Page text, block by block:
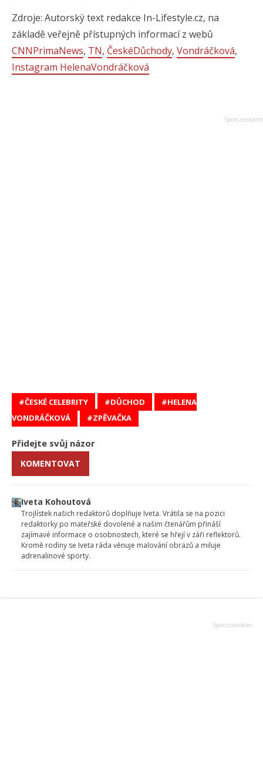
Zdroje: Autorský text redakce In-Lifestyle.cz, na
základě veřejně přístupných informací z webů
CNNPrimaNews, TN, ČeskéDůchody, Vondráčková,
Instagram HelenaVondráčková
ČESKÉ CELEBRITY DŮCHOD
HELENA
VONDRÁČKOVÁ
ZPĚVAČKA
Přidejte svůj názor
KOMENTOVAT
Iveta Kohoutová
Trojlístek našich redaktorů doplňuje Iveta. Vrátila se na pozici
redaktorky po mateřské dovolené a našim čtenářům přináší
zajímavé informace o osobnostech, které se hřejí v záři reflektorů.
Kromě rodiny se Iveta ráda věnuje malování obrazů a miluje
adrenalinové sporty.